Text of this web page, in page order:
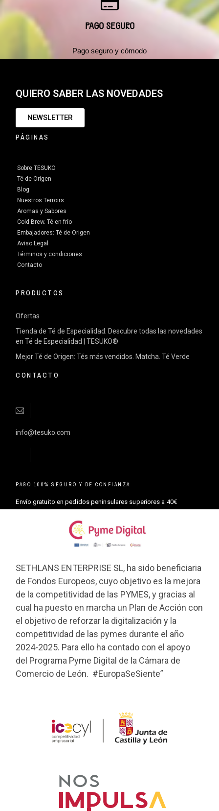
PAGO SEGURO
Pago seguro y cómodo
QUIERO SABER LAS NOVEDADES
NEWSLETTER
PÁGINAS
Sobre TESUKO
Té de Origen
Blog
Nuestros Terroirs
Aromas y Sabores
Cold Brew. Té en frío
Embajadores: Té de Origen
Aviso Legal
Términos y condiciones
Contacto
PRODUCTOS
Ofertas
Tienda de Té de Especialidad. Descubre todas las novedades
en Té de Especialidad | TESUKO®
Mejor Té de Origen: Tés más vendidos. Matcha. Té Verde
CONTACTO
info@tesuko.com
PAGO 100% SEGURO Y DE CONFIANZA
Envío gratuito en pedidos peninsulares superiores a 40€
SETHLANS ENTERPRISE SL, ha sido beneficiaria
de Fondos Europeos, cuyo objetivo es la mejora
de la competitividad de las PYMES, y gracias al
cual ha puesto en marcha un Plan de Acción con
el objetivo de reforzar la digitalización y la
competitividad de las pymes durante el año
2024-2025. Para ello ha contado con el apoyo
del Programa Pyme Digital de la Cámara de
Comercio de León. #EuropaSeSiente”